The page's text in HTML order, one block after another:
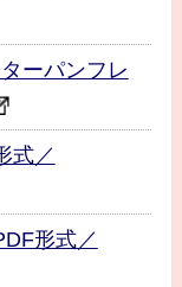
ーパンフレ
式／
形式／